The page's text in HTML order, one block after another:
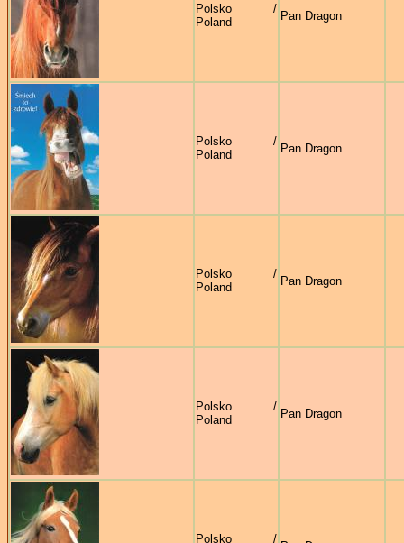
Polsko /
Poland
Pan Dragon
Polsko /
Poland
Pan Dragon
Polsko /
Poland
Pan Dragon
Polsko /
Poland
Pan Dragon
Polsko /